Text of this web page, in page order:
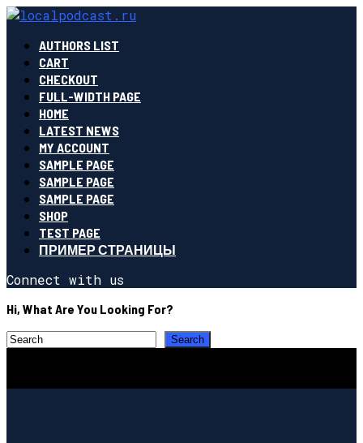
AUTHORS LIST
CART
CHECKOUT
FULL-WIDTH PAGE
HOME
LATEST NEWS
MY ACCOUNT
SAMPLE PAGE
SAMPLE PAGE
SAMPLE PAGE
SHOP
TEST PAGE
ПРИМЕР СТРАНИЦЫ
Connect with us
Hi, What Are You Looking For?